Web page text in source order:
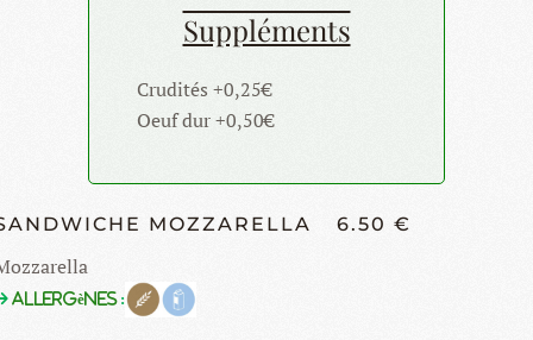
Suppléments
Crudités +0,25€
Oeuf dur +0,50€
MOZZARELLA 6.50 €
Allergènes :